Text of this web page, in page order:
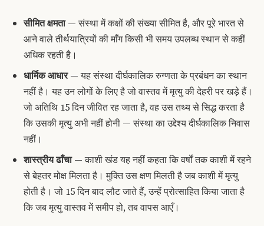
सीमित क्षमता— संस्था में कक्षों की संख्या सीमित है, और पूरे भारत से
आने वाले तीर्थयात्रियों की माँग किसी भी समय उपलब्ध स्थान से कहीं
अधिक रहती है।
धार्मिक आधार— यह संस्था दीर्घकालिक रुग्णता के प्रबंधन का स्थान
नहीं है। यह उन लोगों के लिए है जो वास्तव में मृत्यु की देहरी पर खड़े हैं।
जो अतिथि 15 दिन जीवित रह जाता है, वह उस तथ्य से सिद्ध करता है
कि उसकी मृत्यु अभी नहीं होनी — संस्था का उद्देश्य दीर्घकालिक निवास
नहीं।
शास्त्रीय ढाँचा— काशी खंड यह नहीं कहता कि वर्षों तक काशी में रहने
से बेहतर मोक्ष मिलता है। मुक्ति उस क्षण मिलती है जब काशी में मृत्यु
होती है। जो 15 दिन बाद लौट जाते हैं, उन्हें प्रोत्साहित किया जाता है
कि जब मृत्यु वास्तव में समीप हो, तब वापस आएँ।